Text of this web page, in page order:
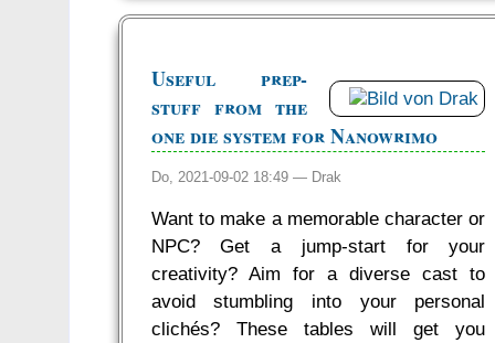
Useful prep-
stuff from the
one die system for Nanowrimo
Do, 2021-09-02 18:49 — Drak
Want to make a memorable character or
NPC? Get a jump-start for your
creativity? Aim for a diverse cast to
avoid stumbling into your personal
clichés? These tables will get you